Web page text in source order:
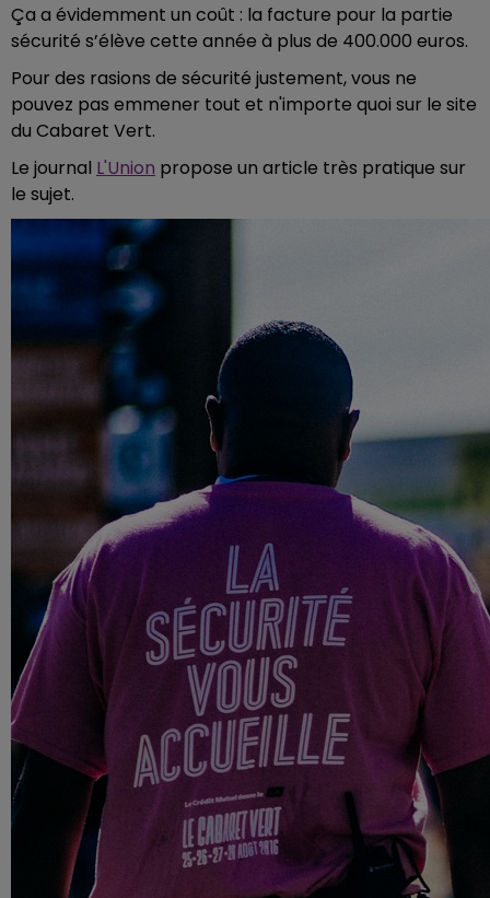
Ça a évidemment un coût : la facture pour la partie
sécurité s’élève cette année à plus de 400.000 euros.
Pour des rasions de sécurité justement, vous ne
pouvez pas emmener tout et n'importe quoi sur le site
du Cabaret Vert.
Le journal L'Union propose un article très pratique sur
le sujet.